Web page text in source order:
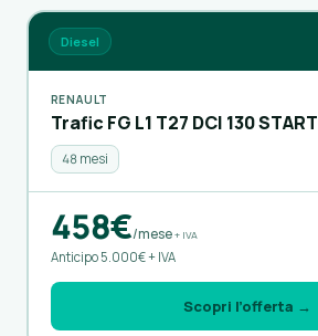
Diesel
RENAULT
Trafic FG L1 T27 DCI 130 START
48 mesi
458€/mese+ IVA
Anticipo 5.000€ + IVA
Scopri l’offerta →